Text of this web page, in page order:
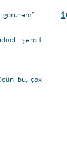
görürəm”
şərait
bu, çox